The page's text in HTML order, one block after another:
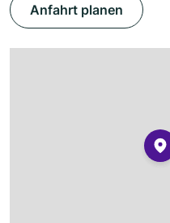
Anfahrt planen